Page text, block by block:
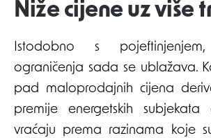
Niže cijene uz više
Istodobno s
ograničenja sada se ublažava.
pad maloprodajnih cijena
premije energetskih subjekata
vraćaju prema razinama koje